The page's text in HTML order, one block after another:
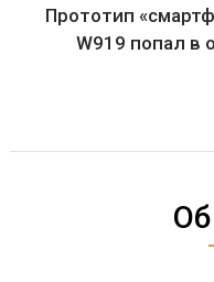
Прототип
W919 попал в